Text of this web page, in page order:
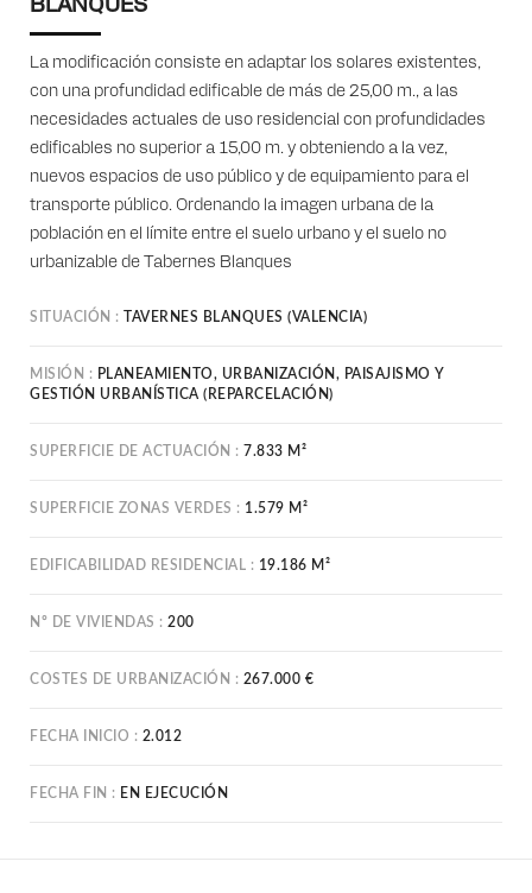
BLANQUES
La modificación consiste en adaptar los solares existentes,
con una profundidad edificable de más de 25,00 m., a las
necesidades actuales de uso residencial con profundidades
edificables no superior a 15,00 m. y obteniendo a la vez,
nuevos espacios de uso público y de equipamiento para el
transporte público. Ordenando la imagen urbana de la
población en el límite entre el suelo urbano y el suelo no
urbanizable de Tabernes Blanques
SITUACIÓN TAVERNES BLANQUES (VALENCIA)
MISIÓN
PLANEAMIENTO, URBANIZACIÓN, PAISAJISMO Y
GESTIÓN URBANÍSTICA (REPARCELACIÓN)
SUPERFICIE DE ACTUACIÓN 7.833 M²
SUPERFICIE ZONAS VERDES 1.579 M²
EDIFICABILIDAD RESIDENCIAL 19.186 M²
Nº DE VIVIENDAS 200
COSTES DE URBANIZACIÓN 267.000 €
FECHA INICIO 2.012
FECHA FIN EN EJECUCIÓN